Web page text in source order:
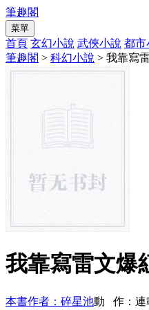
筆趣閣
菜單
首頁 玄幻小說 武俠小說 都市
筆趣閣 > 科幻小說 > 我靠寫
我靠寫雷文爆
本書作者：碎星池動 作：連